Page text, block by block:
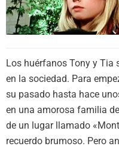
Los huérfanos Tony y Tia
en la sociedad. Para
su pasado hasta hace
en una amorosa familia
de un lugar llamado
recuerdo brumoso. Pero